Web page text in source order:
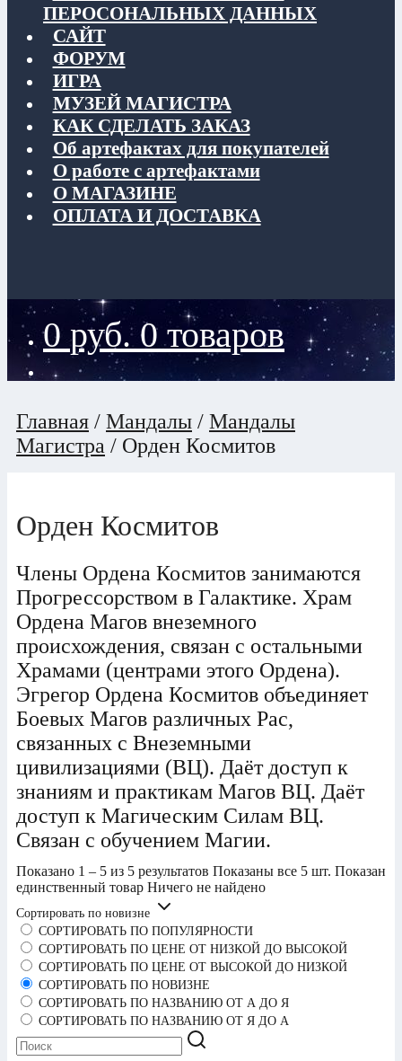
ПЕРОСОНАЛЬНЫХ ДАННЫХ
САЙТ
ФОРУМ
ИГРА
МУЗЕЙ МАГИСТРА
КАК СДЕЛАТЬ ЗАКАЗ
Об артефактах для покупателей
О работе с артефактами
О МАГАЗИНЕ
ОПЛАТА И ДОСТАВКА
0 руб. 0 товаров
Главная / Мандалы / Мандалы
Магистра / Орден Космитов
Орден Космитов
Члены Ордена Космитов занимаются
Прогрессорством в Галактике. Храм
Ордена Магов внеземного
происхождения, связан с остальными
Храмами (центрами этого Ордена).
Эгрегор Ордена Космитов объединяет
Боевых Магов различных Рас,
связанных с Внеземными
цивилизациями (ВЦ). Даёт доступ к
знаниям и практикам Магов ВЦ. Даёт
доступ к Магическим Силам ВЦ.
Связан с обучением Магии.
Показано 1 – 5 из 5 результатов Показаны все 5 шт. Показан
единственный товар Ничего не найдено
Сортировать по новизне
СОРТИРОВАТЬ ПО ПОПУЛЯРНОСТИ
СОРТИРОВАТЬ ПО ЦЕНЕ ОТ НИЗКОЙ ДО ВЫСОКОЙ
СОРТИРОВАТЬ ПО ЦЕНЕ ОТ ВЫСОКОЙ ДО НИЗКОЙ
СОРТИРОВАТЬ ПО НОВИЗНЕ
СОРТИРОВАТЬ ПО НАЗВАНИЮ ОТ А ДО Я
СОРТИРОВАТЬ ПО НАЗВАНИЮ ОТ Я ДО А